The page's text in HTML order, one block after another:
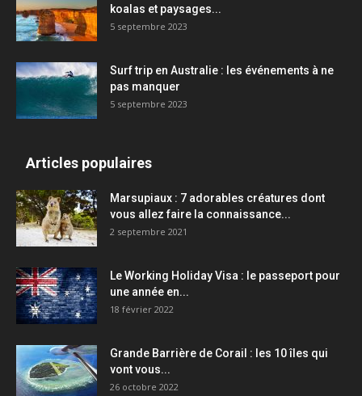
koalas et paysages...
5 septembre 2023
Surf trip en Australie : les événements à ne
pas manquer
5 septembre 2023
Articles populaires
Marsupiaux : 7 adorables créatures dont
vous allez faire la connaissance...
2 septembre 2021
Le Working Holiday Visa : le passeport pour
une année en...
18 février 2022
Grande Barrière de Corail : les 10 îles qui
vont vous...
26 octobre 2022